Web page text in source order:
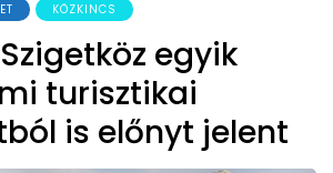
KÖZKINCS
egyik
turisztikai
is előnyt jelent